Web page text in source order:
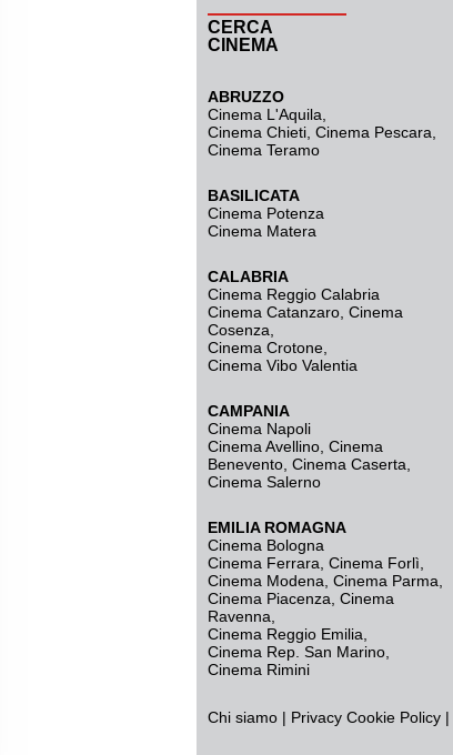
CERCA
CINEMA
ABRUZZO
Cinema L'Aquila
Cinema Chieti, Cinema Pescara,
Cinema Teramo
BASILICATA
Cinema Potenza
Cinema Matera
CALABRIA
Cinema Reggio Calabria
Cinema Catanzaro Cinema
Cosenza
Cinema Crotone
Cinema Vibo Valentia
CAMPANIA
Cinema Napoli
Cinema Avellino Cinema
Benevento Cinema Caserta
Cinema Salerno
EMILIA ROMAGNA
Cinema Bologna
Cinema Ferrara Cinema Forlì
Cinema Modena Cinema Parma
Cinema Piacenza Cinema
Ravenna
Cinema Reggio Emilia
Cinema Rep. San Marino
Cinema Rimini
Chi siamo | Privacy Cookie Policy |